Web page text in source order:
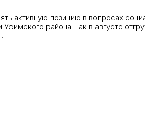
активную позицию в вопросах
района. Так в августе